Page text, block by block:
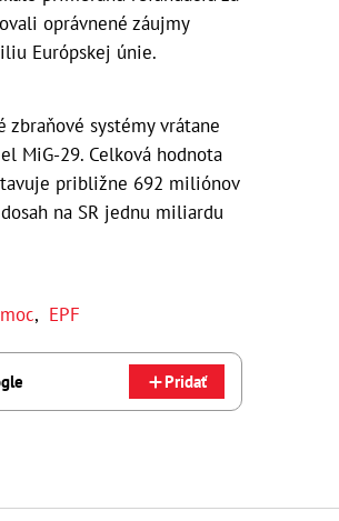
oprávnené záujmy
Európskej únie.
zbraňové systémy vrátane
MiG-29. Celková hodnota
približne 692 miliónov
na SR jednu miliardu
, EPF
Pridať